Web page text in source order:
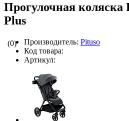
Прогулочная коляска
Plus
(0) Производитель: Pituso
Код товара:
Артикул: